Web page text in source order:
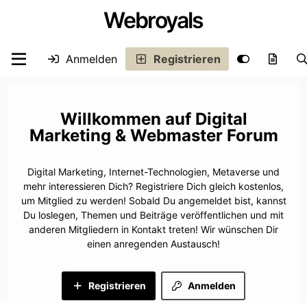
Webroyals
Anmelden Registrieren
Digital
Marketing & Webmaster Forum
Digital Marketing, Internet-Technologien, Metaverse und
mehr interessieren Dich? Registriere Dich gleich kostenlos,
um Mitglied zu werden! Sobald Du angemeldet bist, kannst
Du loslegen, Themen und Beiträge veröffentlichen und mit
anderen Mitgliedern in Kontakt treten! Wir wünschen Dir
einen anregenden Austausch!
Anmelden
Registrieren